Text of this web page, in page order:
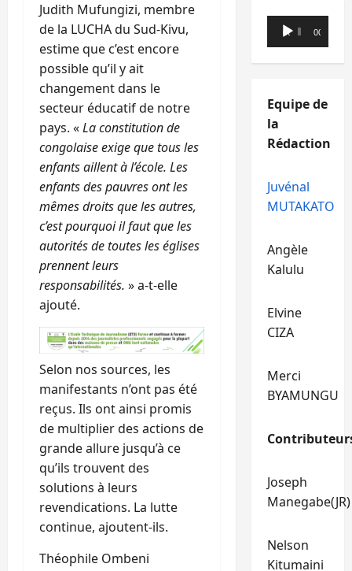
Judith Mufungizi, membre
de la LUCHA du Sud-Kivu,
estime que c’est encore
possible qu’il y ait
changement dans le
secteur éducatif de notre
pays. «La constitution de
congolaise exige que tous les
enfants aillent à l’école. Les
enfants des pauvres ont les
mêmes droits que les autres,
c’est pourquoi il faut que les
autorités de toutes les églises
prennent leurs
responsabilités. » a-t-elle
ajouté.
Selon nos sources, les
manifestants n’ont pas été
reçus. Ils ont ainsi promis
de multiplier des actions de
grande allure jusqu’à ce
qu’ils trouvent des
solutions à leurs
revendications. La lutte
continue, ajoutent-ils.
Théophile Ombeni
Lecteur
audio
00:00 00:00
Equipe de
la
Rédaction
Juvénal
MUTAKATO
Angèle
Kalulu
Elvine
CIZA
Merci
BYAMUNGU
Joseph
Manegabe(JR)
Nelson
Kitumaini